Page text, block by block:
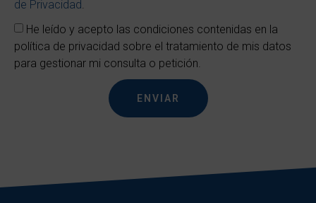
de Privacidad.
He leído y acepto las condiciones contenidas en la
política de privacidad sobre el tratamiento de mis datos
para gestionar mi consulta o petición.
ENVIAR